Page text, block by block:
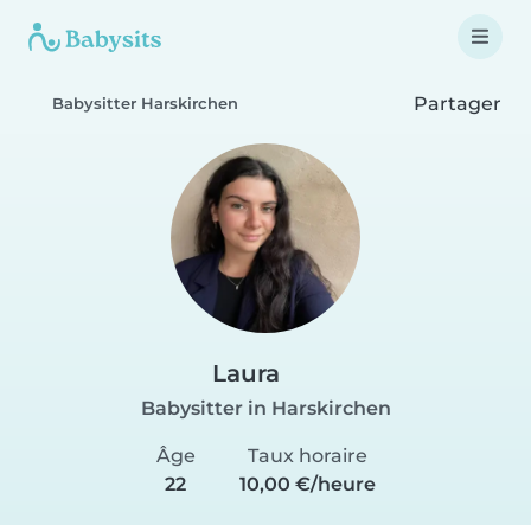
Babysitter Harskirchen Partager
Laura
Babysitter in Harskirchen
Âge
22
Taux horaire
10,00 €/heure